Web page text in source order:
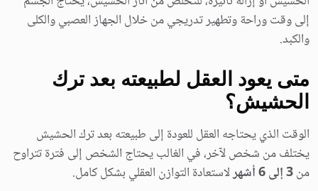
إلى وقت وراحة وتطهير تدريجي من خلال الجهاز العصبي والكلى
والكبد.
متى يعود العقل لطبيعته بعد ترك
الحشيش؟
الوقت الذي يحتاجه العقل للعودة إلى طبيعته بعد ترك الحشيش
يختلف من شخص لآخر، في الغالب يحتاج الشخص إلى فترة تتراوح
من3 إلى 6 أشهر
لاستعادة التوازن العقلي بشكل كامل.